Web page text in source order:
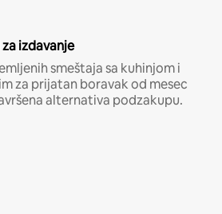
izdavanje
smeštaja sa kuhinjom i
za prijatan boravak od mesec
alternativa podzakupu.